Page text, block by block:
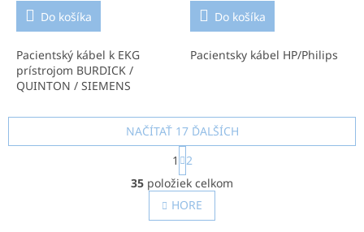
Do košíka
Pacientský kábel k EKG
prístrojom BURDICK /
QUINTON / SIEMENS
Do košíka
Pacientsky kábel HP/Philips
O
v
l
á
NAČÍTAŤ 17 ĎALŠÍCH
S
t
r
á
n
k
1
2
35 položiek celkom
HORE